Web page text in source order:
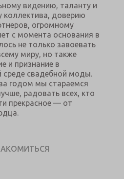
видению, таланту и
коллектива, доверию
огромному
с момента основания в
не только завоевать
миру, но также
и признание в
среде свадебной моды.
годом мы стараемся
радовать всех, кто
прекрасное — от